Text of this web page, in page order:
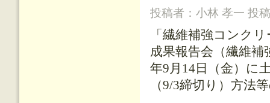
投稿者： 小林 孝一 投
「繊維補強コンク
成果報告会（繊維
年9月14日（金）に
（9/3締切り）方法